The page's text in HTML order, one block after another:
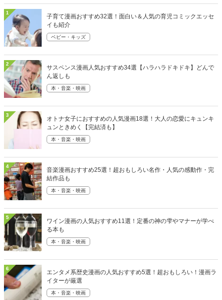
1
子育て漫画おすすめ32選！面白い＆人気の育児コミックエッセ
イも紹介
ベビー・キッズ
2
サスペンス漫画人気おすすめ34選【ハラハラドキドキ】どんで
ん返しも
本・音楽・映画
3
オトナ女子におすすめの人気漫画18選！大人の恋愛にキュンキ
ュンときめく【完結済も】
本・音楽・映画
4
音楽漫画おすすめ25選！超おもしろい名作・人気の感動作・完
結作品も
本・音楽・映画
5
ワイン漫画の人気おすすめ11選！定番の神の雫やマナーが学べ
る本も
本・音楽・映画
6
エンタメ系歴史漫画の人気おすすめ5選！超おもしろい！漫画ラ
イターが厳選
本・音楽・映画